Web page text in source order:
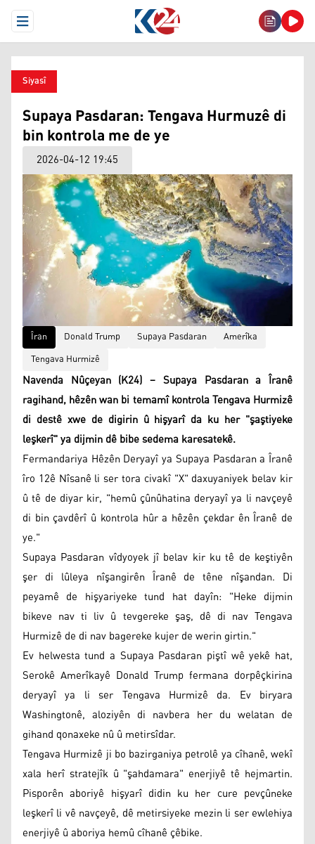
Open Menu
Siyasî
Supaya Pasdaran: Tengava Hurmuzê di
bin kontrola me de ye
2026-04-12 19:45
Îran Donald Trump Supaya Pasdaran
Amerîka
Tengava Hurmizê
Navenda Nûçeyan (K24) – Supaya Pasdaran a Îranê
ragihand, hêzên wan bi temamî kontrola Tengava Hurmizê
di destê xwe de digirin û hişyarî da ku her "şaştiyeke
leşkerî" ya dijmin dê bibe sedema karesatekê.
Fermandariya Hêzên Deryayî ya Supaya Pasdaran a Îranê
îro 12ê Nîsanê li ser tora civakî "X" daxuyaniyek belav kir
û tê de diyar kir, "hemû çûnûhatina deryayî ya li navçeyê
di bin çavdêrî û kontrola hûr a hêzên çekdar ên Îranê de
ye."
Supaya Pasdaran vîdyoyek jî belav kir ku tê de keştiyên
şer di lûleya nîşangirên Îranê de têne nîşandan. Di
peyamê de hişyariyeke tund hat dayîn: "Heke dijmin
bikeve nav ti liv û tevgereke şaş, dê di nav Tengava
Hurmizê de di nav bagereke kujer de werin girtin."
Ev helwesta tund a Supaya Pasdaran piştî wê yekê hat,
Serokê Amerîkayê Donald Trump fermana dorpêçkirina
deryayî ya li ser Tengava Hurmizê da. Ev biryara
Washingtonê, aloziyên di navbera her du welatan de
gihand qonaxeke nû û metirsîdar.
Tengava Hurmizê ji bo bazirganiya petrolê ya cîhanê, wekî
xala herî stratejîk û "şahdamara" enerjiyê tê hejmartin.
Pisporên aboriyê hişyarî didin ku her cure pevçûneke
leşkerî li vê navçeyê, dê metirsiyeke mezin li ser ewlehiya
enerjiyê û aboriya hemû cîhanê çêbike.